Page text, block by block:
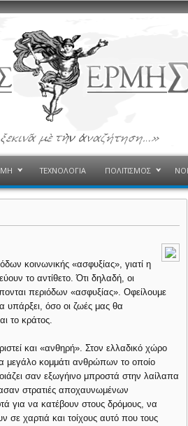
ΤΕΧΝΟΛΟΓΙΑ ΠΟΛΙΤΙΣΜΟΣ
κοινωνικής «ασφυξίας», γιατί η
το αντίθετο. Ότι δηλαδή, οι
περιόδων «ασφυξίας». Οφείλουμε
υπάρξει, όσο οι ζωές μας θα
το κράτος.
και «ανθηρή». Στον ελλαδικό χώρο
μεγάλο κομμάτι ανθρώπων το οποίο
σαν εξωγήινο μπροστά στην λαίλαπα
στρατιές αποχαυνωμένων
για να κατέβουν στους δρόμους, να
χαρτιά και τοίχους αυτό που τους